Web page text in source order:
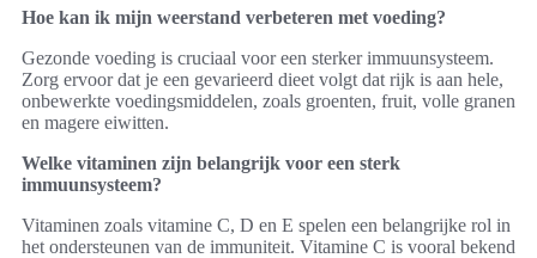
Hoe kan ik mijn weerstand verbeteren met voeding?
Gezonde voeding is cruciaal voor een sterker immuunsysteem.
Zorg ervoor dat je een gevarieerd dieet volgt dat rijk is aan hele,
onbewerkte voedingsmiddelen, zoals groenten, fruit, volle granen
en magere eiwitten.
Welke vitaminen zijn belangrijk voor een sterk
immuunsysteem?
Vitaminen zoals vitamine C, D en E spelen een belangrijke rol in
het ondersteunen van de immuniteit. Vitamine C is vooral bekend